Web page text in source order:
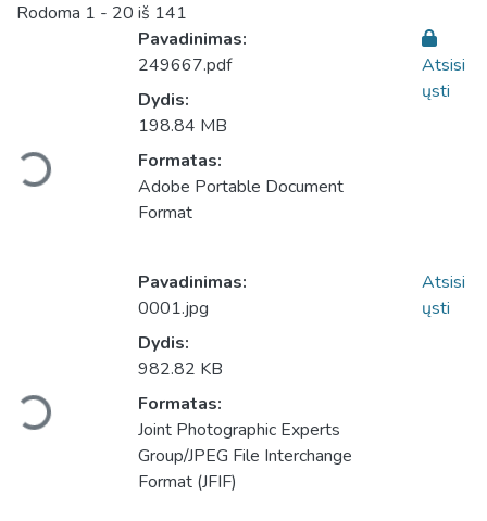
Rodoma 1 - 20 iš 141
Įkeliama...
Pavadinimas:
249667.pdf
Dydis:
198.84 MB
Formatas:
Adobe Portable Document
Format
Atsisi
ųsti
Įkeliama...
Pavadinimas:
0001.jpg
Dydis:
982.82 KB
Formatas:
Joint Photographic Experts
Group/JPEG File Interchange
Format (JFIF)
Atsisi
ųsti